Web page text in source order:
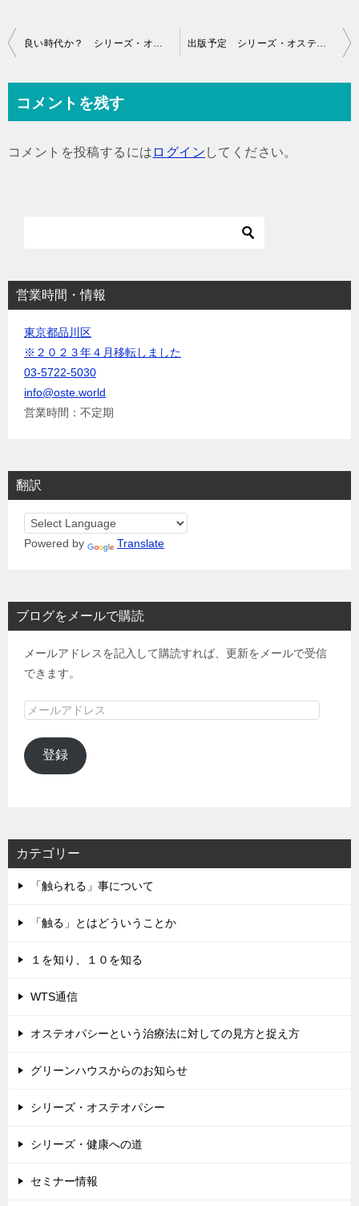
投
ビ
良い時代か？ シリーズ・オステオパシー 出版予定 シリーズ・オステオパシー
コメントを残す
コメントを投稿するには ログイン してください。
営業時間・情報
東京都品川区
※２０２３年４月移転しました
03-5722-5030
info@oste.world
営業時間：不定期
翻訳
Powered by Translate
ブログをメールで購読
メールアドレスを記入して購読すれば、更新をメールで受信
できます。
メ
ル
ア
登録
カテゴリー
「触られる」事について
「触る」とはどういうことか
１を知り、１０を知る
WTS通信
オステオパシーという治療法に対しての見方と捉え方
グリーンハウスからのお知らせ
シリーズ・オステオパシー
シリーズ・健康への道
セミナー情報